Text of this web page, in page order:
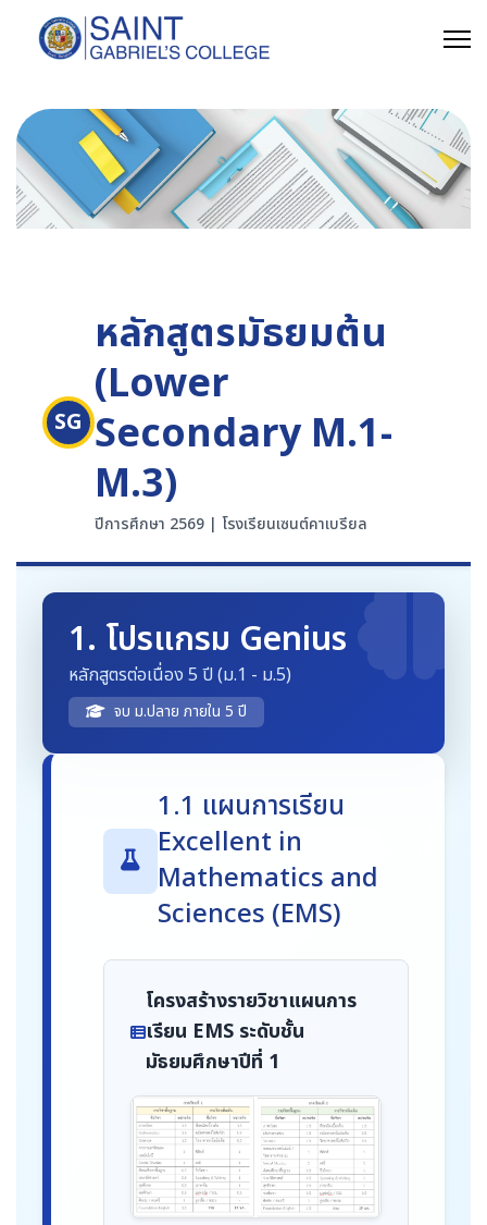
SG
หลักสูตรมัธยมต้น
(Lower
Secondary M.1-
M.3)
ปีการศึกษา 2569 | โรงเรียนเซนต์คาเบรียล
1. โปรแกรม Genius
หลักสูตรต่อเนื่อง 5 ปี (ม.1 - ม.5)
จบ ม.ปลาย ภายใน 5 ปี
1.1 แผนการเรียน
Excellent in
Mathematics and
Sciences (EMS)
โครงสร้างรายวิชาแผนการ
เรียน EMS ระดับชั้น
มัธยมศึกษาปีที่ 1